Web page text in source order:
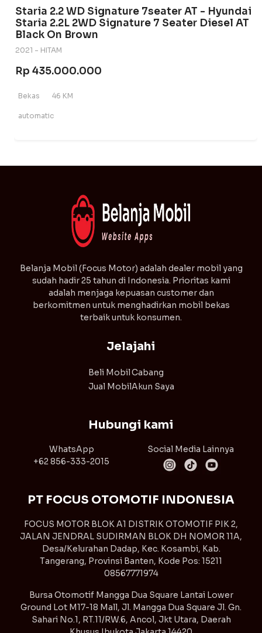
Staria 2.2 WD Signature 7seater AT - Hyundai
Staria 2.2L 2WD Signature 7 Seater Diesel AT
Black On Brown
2021 - HITAM
Rp 435.000.000
Bekas 46 KM
automatic
⁠Belanja Mobil (Focus Motor) adalah dealer mobil yang
sudah hadir 25 tahun di Indonesia. Prioritas kami
adalah menjaga kepuasan customer dan
berkomitmen untuk menghadirkan mobil bekas
terbaik untuk konsumen.
Jelajahi
Beli Mobil
Jual Mobil
Cabang
Akun Saya
Hubungi kami
WhatsApp
+62 856-333-2015
Social Media Lainnya
PT FOCUS OTOMOTIF INDONESIA
FOCUS MOTOR BLOK A1 DISTRIK OTOMOTIF PIK 2,
JALAN JENDRAL SUDIRMAN BLOK DH NOMOR 11A,
Desa/Kelurahan Dadap, Kec. Kosambi, Kab.
Tangerang, Provinsi Banten, Kode Pos: 15211
08567771974
Bursa Otomotif Mangga Dua Square Lantai Lower
Ground Lot M17-18 Mall, Jl. Mangga Dua Square Jl. Gn.
Sahari No.1, RT.11/RW.6, Ancol, Jkt Utara, Daerah